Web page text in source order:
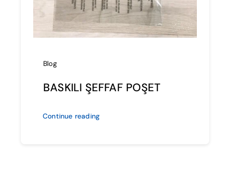
Blog
BASKILI ŞEFFAF POŞET
Continue reading